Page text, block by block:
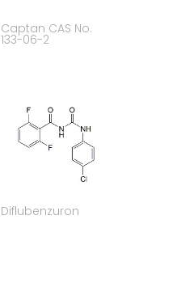
Captan CAS No.
133-06-2
Diflubenzuron